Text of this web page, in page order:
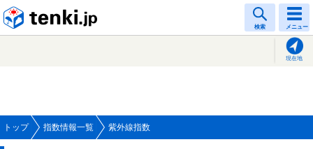
検索 メニュー
現在地
トップ 指数情報一覧 紫外線指数